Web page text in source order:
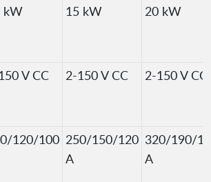
kW 15 kW 20 kW
V CC 2-150 V CC 2-150 V CC
120/100 250/150/120
A
320/190/
A